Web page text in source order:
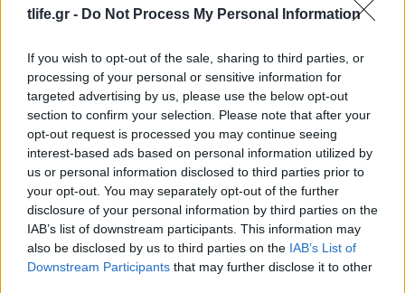
tlife.gr - Do Not Process My Personal Information
If you wish to opt-out of the sale, sharing to third parties, or
processing of your personal or sensitive information for
targeted advertising by us, please use the below opt-out
section to confirm your selection. Please note that after your
opt-out request is processed you may continue seeing
interest-based ads based on personal information utilized by
us or personal information disclosed to third parties prior to
your opt-out. You may separately opt-out of the further
disclosure of your personal information by third parties on the
IAB’s list of downstream participants. This information may
also be disclosed by us to third parties on the IAB’s List of
Downstream Participants that may further disclose it to other